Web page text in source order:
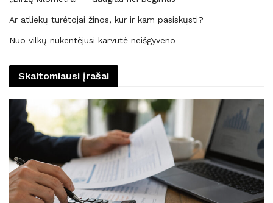
Ar atliekų turėtojai žinos, kur ir kam pasiskųsti?
Nuo vilkų nukentėjusi karvutė neišgyveno
Skaitomiausi įrašai